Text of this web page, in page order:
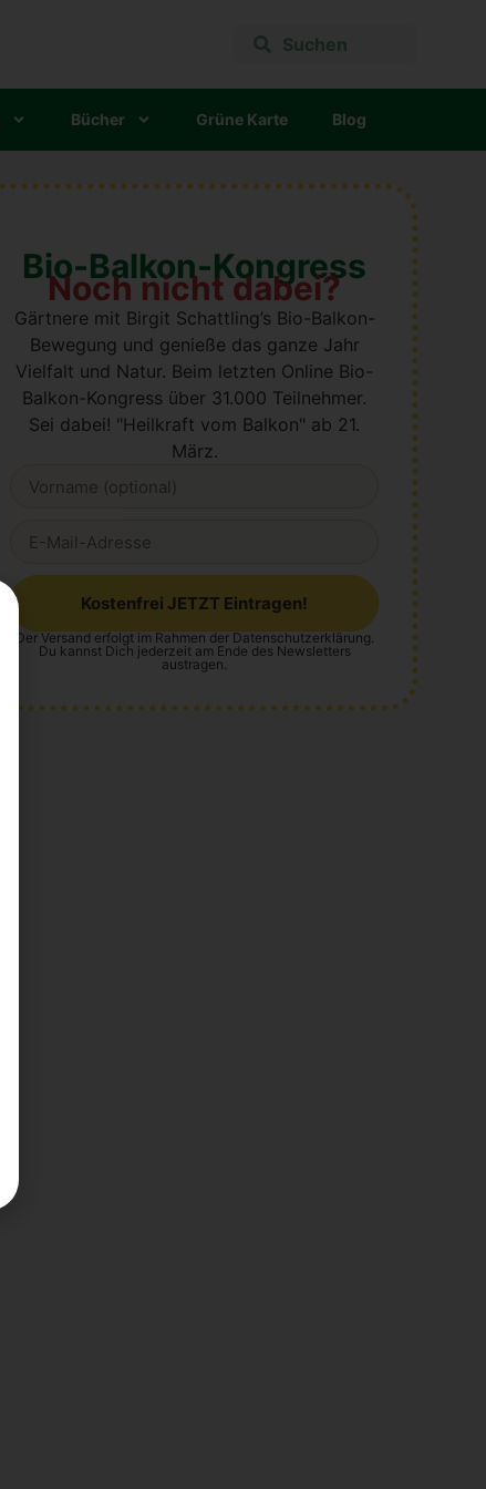
Bücher Grü­ne Kar­te Blog
Bio-Balkon-Kongress
Noch nicht dabei?
Gärtnere mit Birgit Schattling’s Bio-Balkon-
Bewegung und genieße das ganze Jahr
Vielfalt und Natur. Beim letzten Online Bio-
Balkon-Kongress über 31.000 Teilnehmer.
Sei dabei! "Heilkraft vom Balkon" ab 21.
März.
Kostenfrei JETZT Eintragen!
Alternative:
Der Versand erfolgt im Rahmen der Datenschutzerklärung.
Du kannst Dich jederzeit am Ende des Newsletters
austragen.